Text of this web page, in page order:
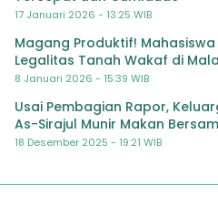
17 Januari 2026 - 13:25 WIB
Magang Produktif! Mahasiswa
Legalitas Tanah Wakaf di
8 Januari 2026 - 15:39 WIB
Usai Pembagian Rapor,
As-Sirajul Munir Makan
Semester
18 Desember 2025 - 19:21 WIB